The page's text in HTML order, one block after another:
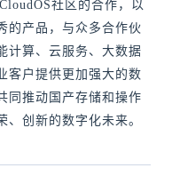
社区的合作，以
的产品，与众多合作伙
计算、云服务、大数据
客户提供更加强大的数
同推动国产存储和操作
、创新的数字化未来。